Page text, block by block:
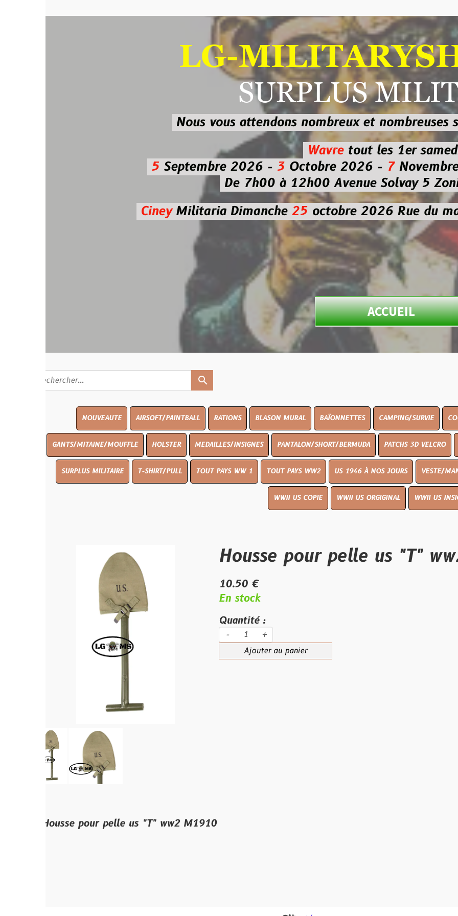
LG-
SURPLUS
Nous vous attendons nombreux et nombreusessur les
Wavre
tout les 1er samedi
Septembre 2026 -3Octobre 2026 - 7Novembre 2026
De 7h00 à 12h00 Avenue Solvay 5 Zoning
MilitariaDimanche25octobre 2026Rue du marché
ACCUEIL
AIRSOFT/PAINTBALL RATIONS BLASON MURAL BAÏONNETTES CAMPING/SURVIE COUTELLERIE
GANTS/MITAINE/MOUFFLE HOLSTER MEDAILLES/INSIGNES PANTALON/SHORT/BERMUDA PATCHS 3D VELCRO PEINTURE
SURPLUS MILITAIRE T-SHIRT/PULL TOUT PAYS WW 1 TOUT PAYS WW2 US 1946 À NOS JOURS VESTE/MANTEAU
WWII US COPIE WWII US ORGIGINAL WWII US INSIGNES
Housse pour pelle us "T" ww2
Ajouter au panier
pour pelle us "T" ww2 M1910